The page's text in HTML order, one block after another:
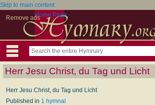
Skip to main content
Remove adsHome Page
Herr Jesu Christ, du Tag und Licht
Herr Jesu Christ, du Tag und Licht
Published in 1 hymnal